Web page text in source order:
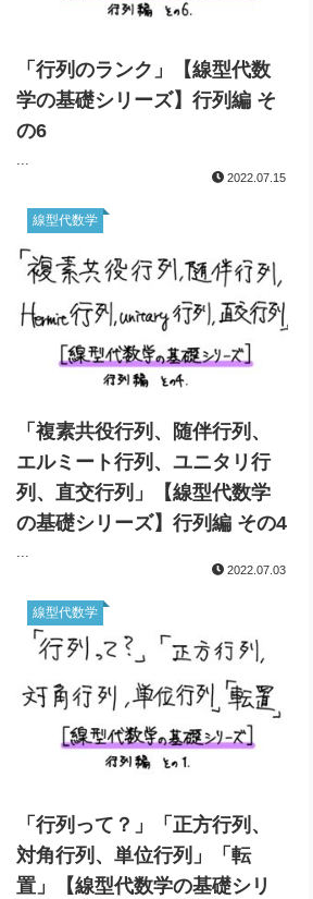
「行列のランク」【線型代数
学の基礎シリーズ】行列編 そ
の6
2022.07.15
線型代数学
「複素共役行列、随伴行列、
エルミート行列、ユニタリ行
列、直交行列」【線型代数学
の基礎シリーズ】行列編 その4
...
2022.07.03
線型代数学
「行列って？」「正方行列、
対角行列、単位行列」「転
置」【線型代数学の基礎シリ